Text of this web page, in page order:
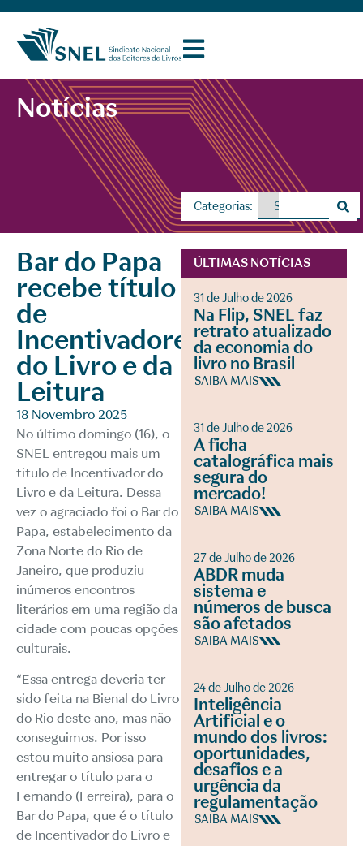
Notícias
Categorias:
Bar do Papa
recebe título
de
Incentivadores
do Livro e da
Leitura
18 Novembro 2025
No último domingo (16), o
SNEL entregou mais um
título de Incentivador do
Livro e da Leitura. Dessa
vez o agraciado foi o Bar do
Papa, estabelecimento da
Zona Norte do Rio de
Janeiro, que produziu
inúmeros encontros
literários em uma região da
cidade com poucas opções
culturais.
“Essa entrega deveria ter
sido feita na Bienal do Livro
do Rio deste ano, mas não
conseguimos. Por isso
estou muito ansiosa para
entregar o título para o
Fernando (Ferreira), para o
Bar do Papa, que é o título
de Incentivador do Livro e
ÚLTIMAS NOTÍCIAS
31 de Julho de 2026
Na Flip, SNEL faz
retrato atualizado
da economia do
livro no Brasil
SAIBA MAIS
31 de Julho de 2026
A ficha
catalográfica mais
segura do
mercado!
SAIBA MAIS
27 de Julho de 2026
ABDR muda
sistema e
números de busca
são afetados
SAIBA MAIS
24 de Julho de 2026
Inteligência
Artificial e o
mundo dos livros:
oportunidades,
desafios e a
urgência da
regulamentação
SAIBA MAIS